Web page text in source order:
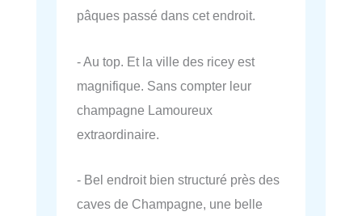
pâques passé dans cet endroit.
- Au top. Et la ville des ricey est
magnifique. Sans compter leur
champagne Lamoureux
extraordinaire.
- Bel endroit bien structuré près des
caves de Champagne, une belle